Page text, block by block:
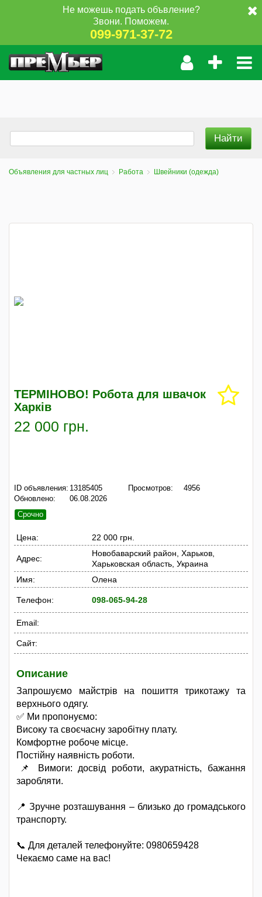
Не можешь подать объвление?
Звони. Поможем.
099-971-37-72
Объявления для частных лиц Работа Швейники (одежда)
ТЕРМІНОВО! Робота для швачок
Харків
22 000 грн.
ID объявления: 13185405
Обновлено:
06.08.2026
Просмотров: 4956
Срочно
Цена: 22 000 грн.
Адрес:
Новобаварский район, Харьков,
Харьковская область, Украина
Имя:
Олена
Телефон: 098-065-94-28
Email:
Сайт:
Описание
​Запрошуємо майстрів на пошиття трикотажу та
верхнього одягу.
​✅ Ми пропонуємо:
​Високу та своєчасну заробітну плату.
​Комфортне робоче місце.
​Постійну наявність роботи.
​📌 Вимоги: досвід роботи, акуратність, бажання
заробляти.
📍 Зручне розташування – близько до громадського
транспорту.
📞 Для деталей телефонуйте: 0980659428
Чекаємо саме на вас!